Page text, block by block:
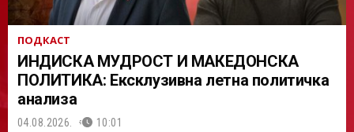
ПОДКАСТ
ИНДИСКА МУДРОСТ И МАКЕДОНСКА
ПОЛИТИКА: Ексклузивна летна политичка
анализа
04.08.2026. 10:01